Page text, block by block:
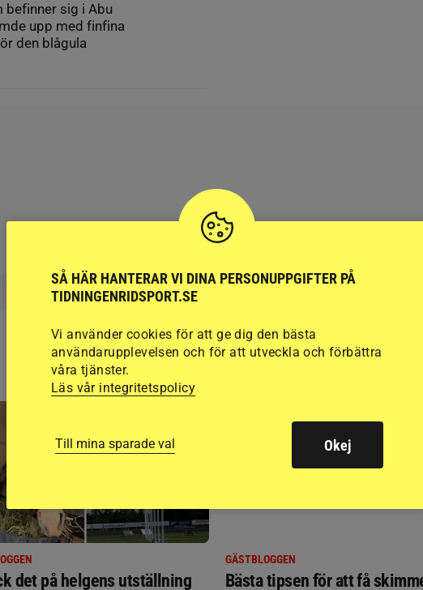
befinner sig i Abu
upp med finfina
den blågula
BLOGGAR
det på helgens utställning
GÄSTBLOGGEN
Bästa tipsen för att få
SÅ HÄR HANTERAR VI DINA PERSONUPPGIFTER PÅ
TIDNINGENRIDSPORT.SE
Vi använder cookies för att ge dig den bästa
användarupplevelsen och för att utveckla och förbättra
våra tjänster.
Läs vår integritetspolicy
Till mina sparade val Okej